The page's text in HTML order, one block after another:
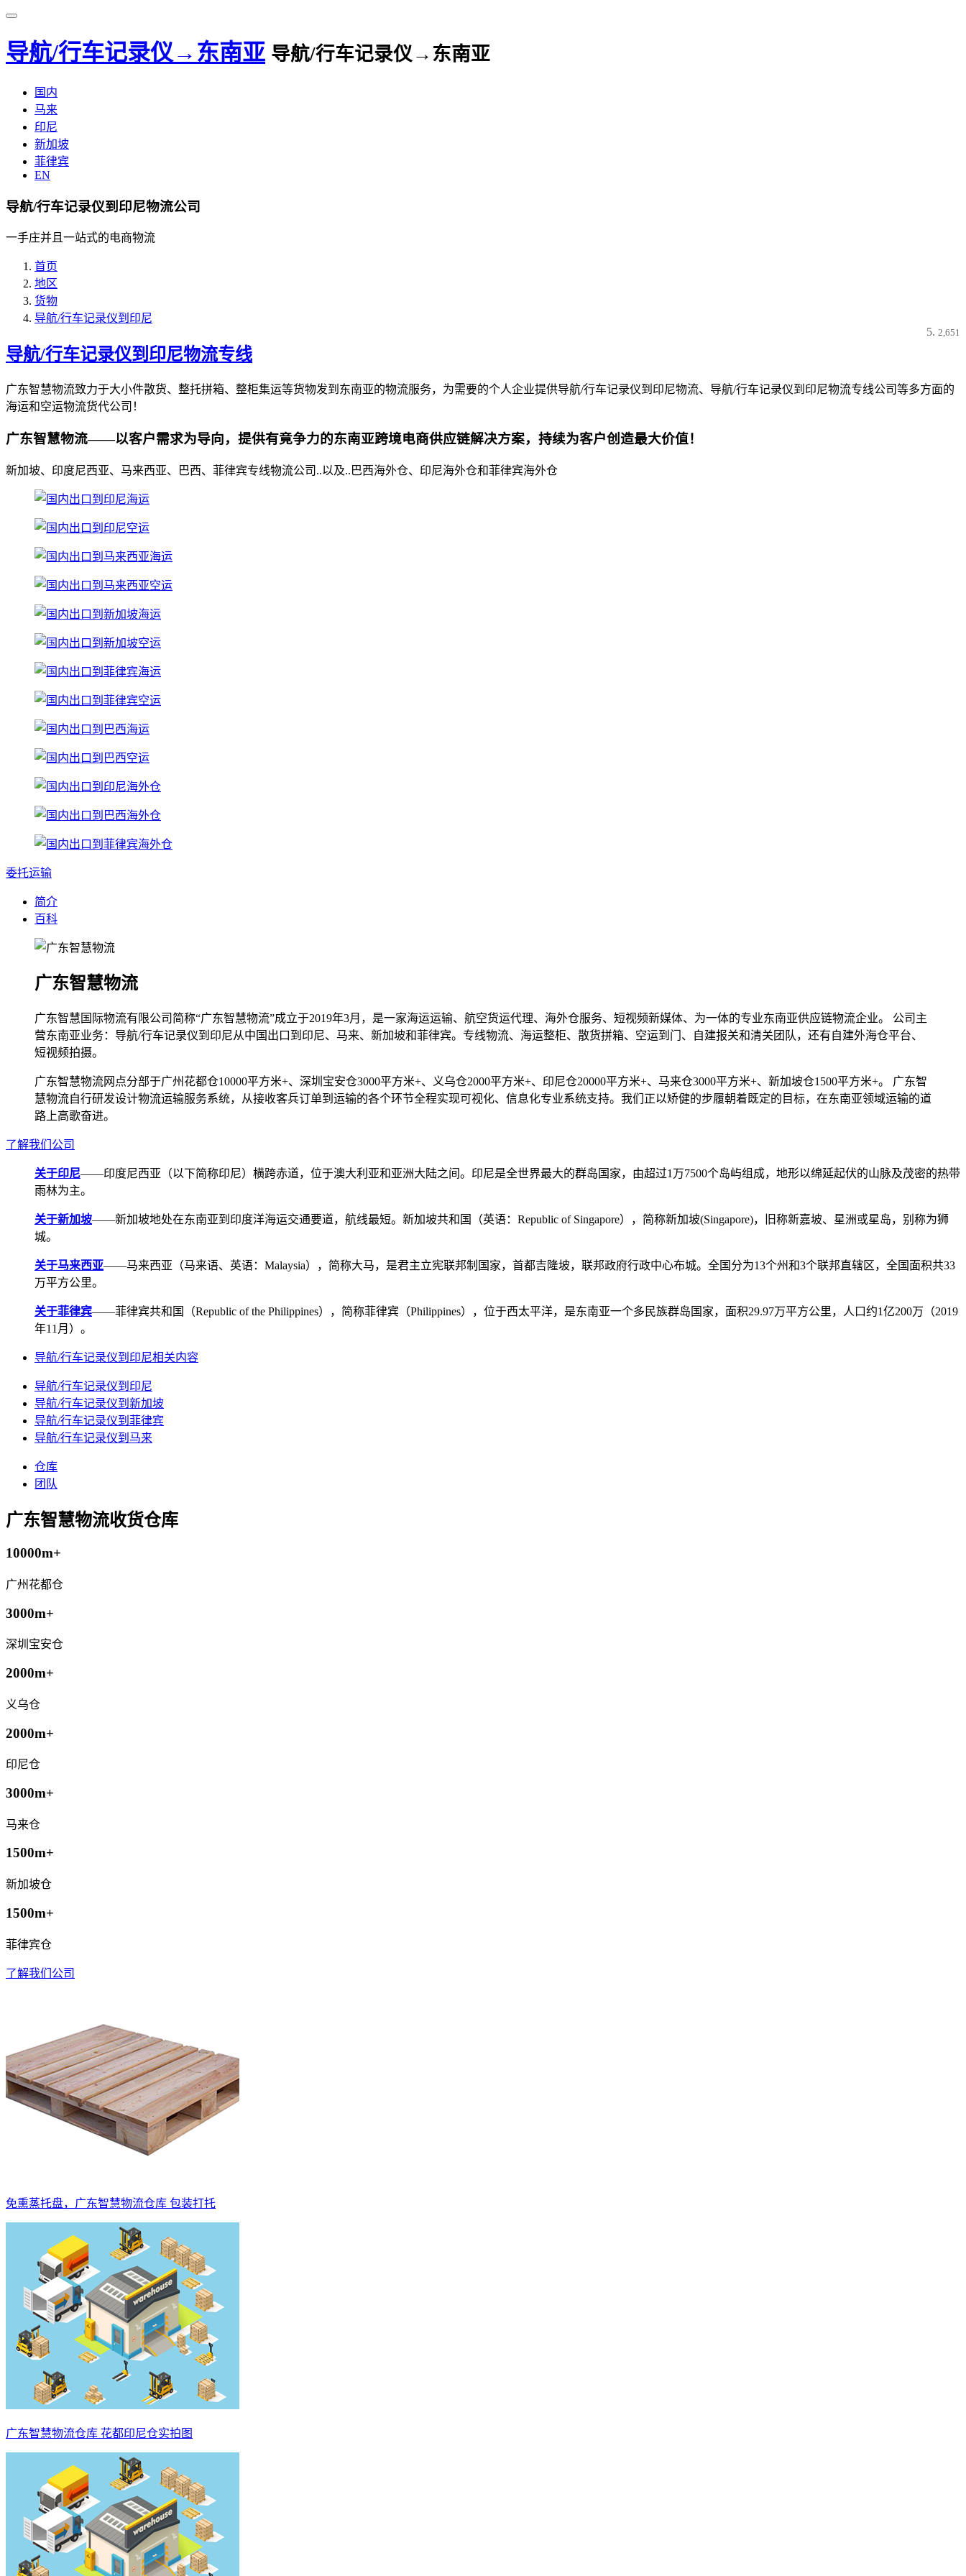
导航/行车记录仪→东南亚 导航/行车记录仪→东南亚
国内
马来
印尼
新加坡
菲律宾
EN
导航/行车记录仪到印尼物流公司
一手庄并且一站式的电商物流
首页
地区
货物
导航/行车记录仪到印尼
2,651
导航/行车记录仪到印尼物流专线
广东智慧物流致力于大小件散货、整托拼箱、整柜集运等货物发到东南亚的物流服务，为需要的个人企业提供导航/行车记录仪到印尼物流、导航/行车记录仪到印尼物流专线公司等多方面的
海运和空运物流货代公司！
广东智慧物流——以客户需求为导向，提供有竟争力的东南亚跨境电商供应链解决方案，持续为客户创造最大价值！
新加坡、印度尼西亚、马来西亚、巴西、菲律宾专线物流公司..以及..巴西海外仓、印尼海外仓和菲律宾海外仓
委托运输
简介
百科
广东智慧物流
广东智慧国际物流有限公司简称“广东智慧物流”成立于2019年3月，是一家海运运输、航空货运代理、海外仓服务、短视频新媒体、为一体的专业东南亚供应链物流企业。 公司主
营东南亚业务：导航/行车记录仪到印尼从中国出口到印尼、马来、新加坡和菲律宾。专线物流、海运整柜、散货拼箱、空运到门、自建报关和清关团队，还有自建外海仓平台、
短视频拍摄。
广东智慧物流网点分部于广州花都仓10000平方米+、深圳宝安仓3000平方米+、义乌仓2000平方米+、印尼仓20000平方米+、马来仓3000平方米+、新加坡仓1500平方米+。 广东智
慧物流自行研发设计物流运输服务系统，从接收客兵订单到运输的各个环节全程实现可视化、信息化专业系统支持。我们正以矫健的步履朝着既定的目标，在东南亚领域运输的道
路上高歌奋进。
了解我们公司
关于印尼——印度尼西亚（以下简称印尼）横跨赤道，位于澳大利亚和亚洲大陆之间。印尼是全世界最大的群岛国家，由超过1万7500个岛屿组成，地形以绵延起伏的山脉及茂密的热带
雨林为主。
关于新加坡——新加坡地处在东南亚到印度洋海运交通要道，航线最短。新加坡共和国（英语：Republic of Singapore），简称新加坡(Singapore)，旧称新嘉坡、星洲或星岛，别称为狮
城。
关于马来西亚——马来西亚（马来语、英语：Malaysia），简称大马，是君主立宪联邦制国家，首都吉隆坡，联邦政府行政中心布城。全国分为13个州和3个联邦直辖区，全国面积共33
万平方公里。
关于菲律宾——菲律宾共和国（Republic of the Philippines），简称菲律宾（Philippines），位于西太平洋，是东南亚一个多民族群岛国家，面积29.97万平方公里，人口约1亿200万（2019
年11月）。
导航/行车记录仪到印尼相关内容
导航/行车记录仪到印尼
导航/行车记录仪到新加坡
导航/行车记录仪到菲律宾
导航/行车记录仪到马来
仓库
团队
广东智慧物流收货仓库
10000m+
广州花都仓
3000m+
深圳宝安仓
2000m+
义乌仓
2000m+
印尼仓
3000m+
马来仓
1500m+
新加坡仓
1500m+
菲律宾仓
了解我们公司
免熏蒸托盘，广东智慧物流仓库 包装打托
广东智慧物流仓库 花都印尼仓实拍图